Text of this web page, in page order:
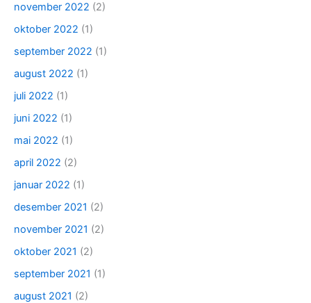
november 2022 (2)
oktober 2022 (1)
september 2022 (1)
august 2022 (1)
juli 2022 (1)
juni 2022 (1)
mai 2022 (1)
april 2022 (2)
januar 2022 (1)
desember 2021 (2)
november 2021 (2)
oktober 2021 (2)
september 2021 (1)
august 2021 (2)